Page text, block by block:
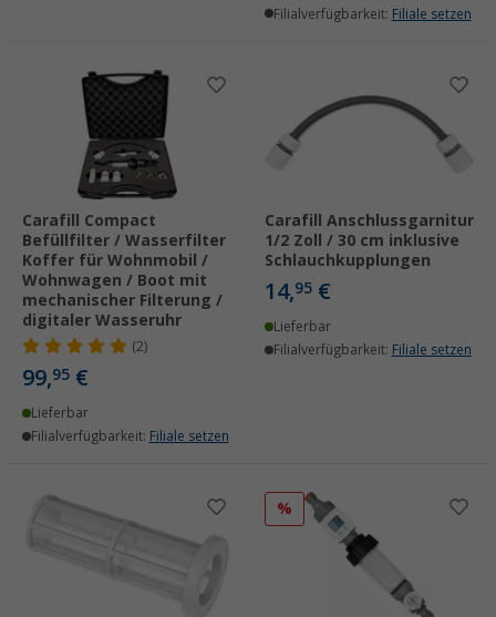
Filialverfügbarkeit: Filiale setzen
Carafill Compact
Befüllfilter / Wasserfilter
Koffer für Wohnmobil /
Wohnwagen / Boot mit
mechanischer Filterung /
digitaler Wasseruhr
(2)
99,95 €
Lieferbar
Filialverfügbarkeit: Filiale setzen
Carafill Anschlussgarnitur
1/2 Zoll / 30 cm inklusive
Schlauchkupplungen
14,95 €
Lieferbar
Filialverfügbarkeit: Filiale setzen
%